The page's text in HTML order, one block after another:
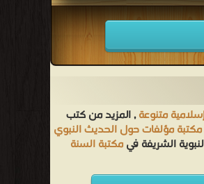
متنوعة, المزيد من كتب
مكتبة مؤلفات حول الحديث النبوي
الشريفة فيمكتبة السنة